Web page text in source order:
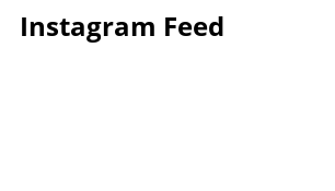
Instagram Feed